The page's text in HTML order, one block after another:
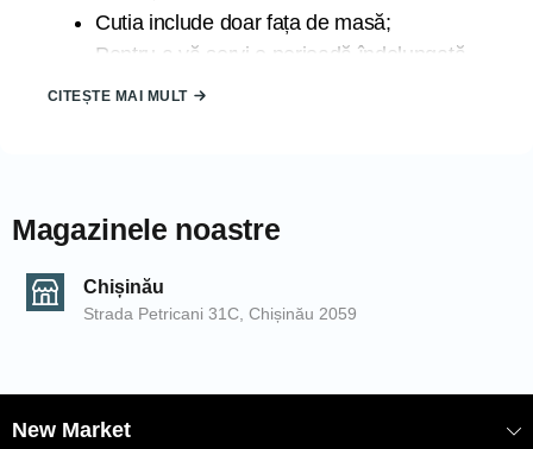
Cutia include doar fața de masă;
Pentru a vă servi o perioadă îndelungată
de timp se recomandă spălarea la 30
Datorită luminii la care sunt expuse produsele în timpul
fotografierii și din cauza blitz-ului camerei de fotografiat,
produsele pot căpăta nuanțe diferite. De asemenea,
nuanțele pot să difere de la un calculator la altul.
CITEȘTE MAI MULT
Magazinele noastre
Chișinău
Strada Petricani 31C, Chișinău 2059
New Market